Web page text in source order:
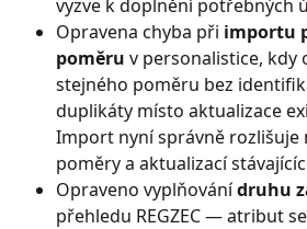
vyzve k doplnění potřebných
Opravena chyba při importu
poměru v personalistice, kdy
stejného poměru bez
duplikáty místo aktualizace
Import nyní správně rozlišuje
poměry a aktualizací
Opraveno vyplňování druhu
přehledu REGZEC — atribut